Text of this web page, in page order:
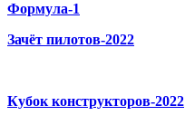
Формула-1
Зачёт пилотов-2022
Кубок конструкторов-2022